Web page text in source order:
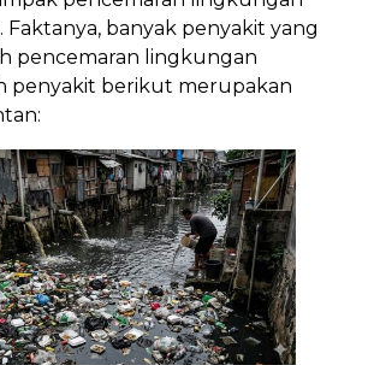
Faktanya, banyak penyakit yang
pencemaran lingkungan
penyakit berikut merupakan